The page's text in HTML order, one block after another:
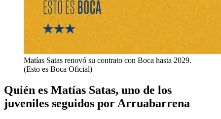
Matías Satas renovó su contrato con Boca hasta 2029.
(Esto es Boca Oficial)
Quién es Matías Satas, uno de los
juveniles seguidos por Arruabarrena